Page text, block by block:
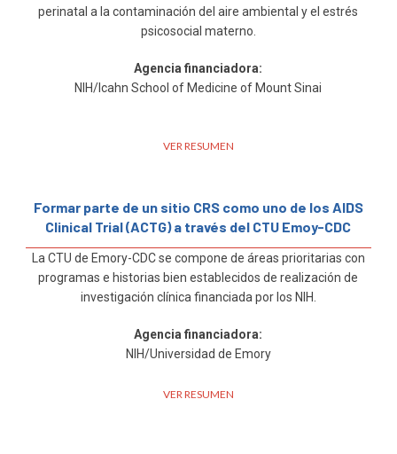
perinatal a la contaminación del aire ambiental y el estrés
psicosocial materno.
Agencia financiadora:
NIH/Icahn School of Medicine of Mount Sinai
VER RESUMEN
Formar parte de un sitio CRS como uno de los AIDS
Clinical Trial (ACTG) a través del CTU Emoy-CDC
La CTU de Emory-CDC se compone de áreas prioritarias con
programas e historias bien establecidos de realización de
investigación clínica financiada por los NIH.
Agencia financiadora:
NIH/Universidad de Emory
VER RESUMEN